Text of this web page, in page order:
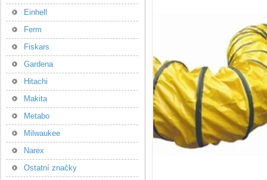
Einhell
Ferm
Fiskars
Gardena
Hitachi
Makita
Metabo
Milwaukee
Narex
Ostatní značky